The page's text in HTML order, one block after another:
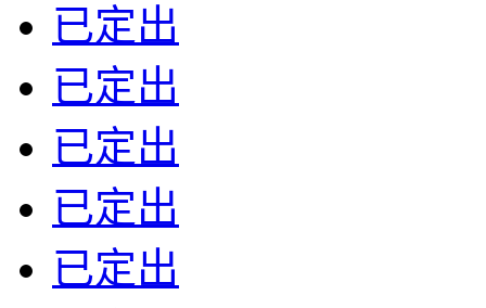
已定出
已定出
已定出
已定出
已定出